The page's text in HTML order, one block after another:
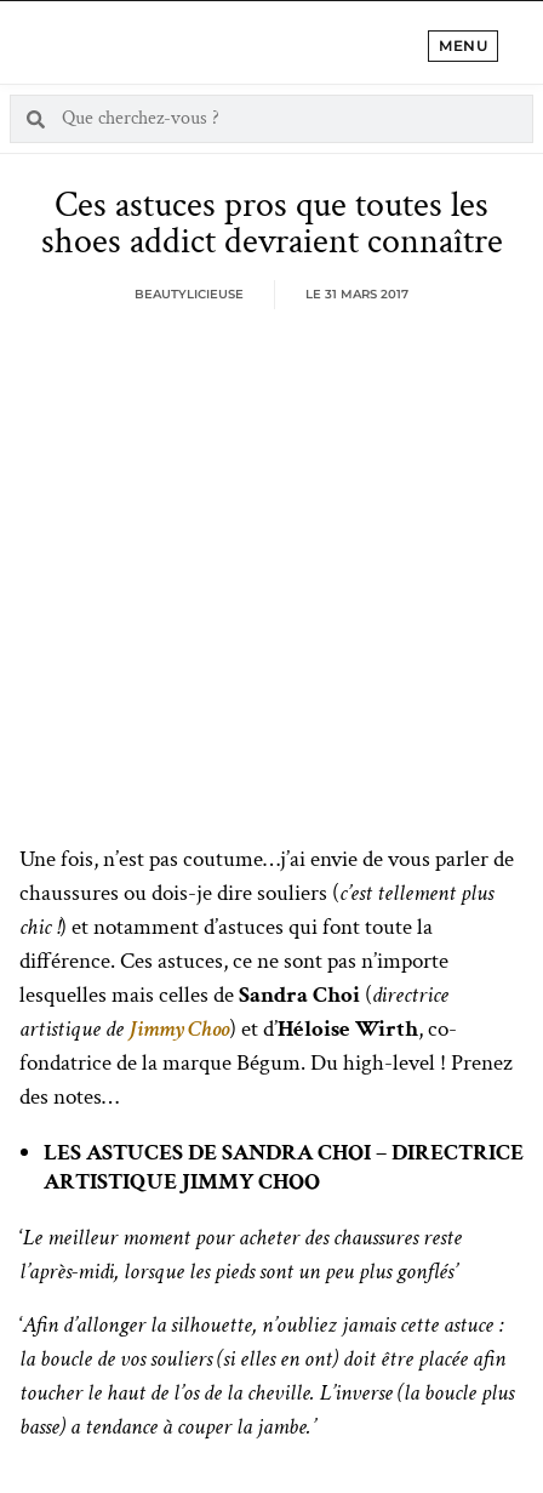
MENU
Ces astuces pros que toutes les
shoes addict devraient connaître
BEAUTYLICIEUSE LE 31 MARS 2017
Une fois, n’est pas coutume…j’ai envie de vous parler de
chaussures ou dois-je dire souliers (c’est tellement plus
chic !) et notamment d’astuces qui font toute la
différence. Ces astuces, ce ne sont pas n’importe
lesquelles mais celles deSandra Choi (directrice
artistique de Jimmy Choo) et d’Héloise Wirth, co-
fondatrice de la marque Bégum. Du high-level ! Prenez
des notes…
LES ASTUCES DE SANDRA CHOI – DIRECTRICE
ARTISTIQUE JIMMY CHOO
‘Le meilleur moment pour acheter des chaussures reste
l’après-midi, lorsque les pieds sont un peu plus gonflés’
‘Afin d’allonger la silhouette, n’oubliez jamais cette astuce :
la boucle de vos souliers (si elles en ont) doit être placée afin
toucher le haut de l’os de la cheville. L’inverse (la boucle plus
basse) a tendance à couper la jambe.’